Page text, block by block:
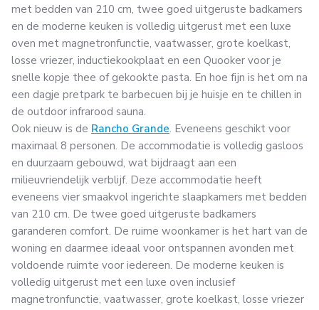
met bedden van 210 cm, twee goed uitgeruste badkamers
en de moderne keuken is volledig uitgerust met een luxe
oven met magnetronfunctie, vaatwasser, grote koelkast,
losse vriezer, inductiekookplaat en een Quooker voor je
snelle kopje thee of gekookte pasta. En hoe fijn is het om na
een dagje pretpark te barbecuen bij je huisje en te chillen in
de outdoor infrarood sauna.
Ook nieuw is de Rancho Grande. Eveneens geschikt voor
maximaal 8 personen. De accommodatie is volledig gasloos
en duurzaam gebouwd, wat bijdraagt aan een
milieuvriendelijk verblijf. Deze accommodatie heeft
eveneens vier smaakvol ingerichte slaapkamers met bedden
van 210 cm. De twee goed uitgeruste badkamers
garanderen comfort. De ruime woonkamer is het hart van de
woning en daarmee ideaal voor ontspannen avonden met
voldoende ruimte voor iedereen. De moderne keuken is
volledig uitgerust met een luxe oven inclusief
magnetronfunctie, vaatwasser, grote koelkast, losse vriezer